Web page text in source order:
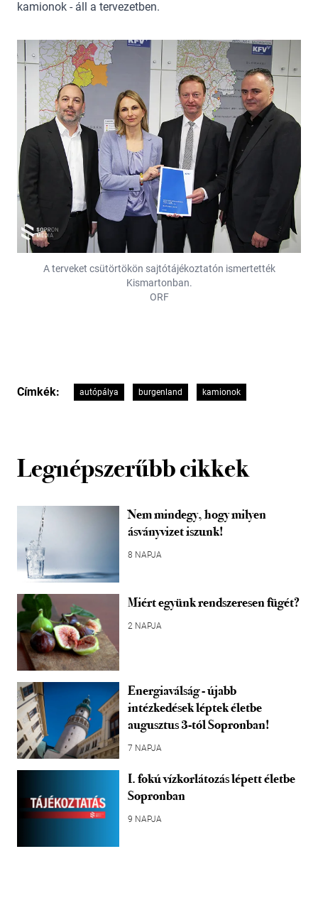
kamionok - áll a tervezetben.
A terveket csütörtökön sajtótájékoztatón ismertették
Kismartonban.
ORF
Címkék: autópálya burgenland kamionok
Legnépszerűbb cikkek
Nem mindegy, hogy milyen
ásványvizet iszunk!
8 NAPJA
Miért együnk rendszeresen fügét?
2 NAPJA
Energiaválság - újabb
intézkedések léptek életbe
augusztus 3-tól Sopronban!
7 NAPJA
I. fokú vízkorlátozás lépett életbe
Sopronban
9 NAPJA